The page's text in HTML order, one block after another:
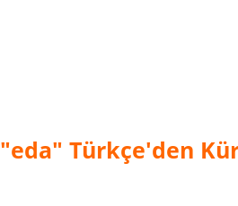
"eda" Türkçe'den